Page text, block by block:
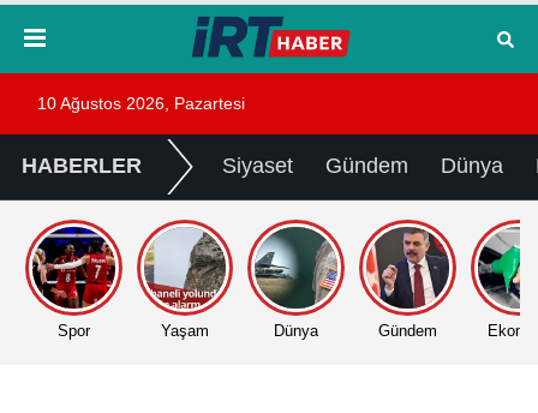
10 Ağustos 2026, Pazartesi
HABERLER Siyaset Gündem Dünya
Spor Yaşam Dünya Gündem